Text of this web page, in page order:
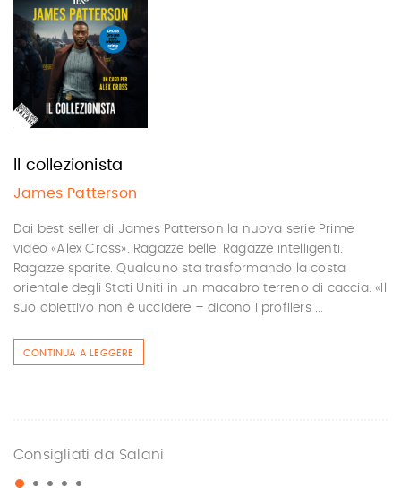
Il collezionista
James Patterson
Dai best seller di James Patterson la nuova serie Prime
video «Alex Cross». Ragazze belle. Ragazze intelligenti.
Ragazze sparite. Qualcuno sta trasformando la costa
orientale degli Stati Uniti in un macabro terreno di caccia. «Il
suo obiettivo non è uccidere – dicono i profilers ...
CONTINUA A LEGGERE
Consigliati da Salani